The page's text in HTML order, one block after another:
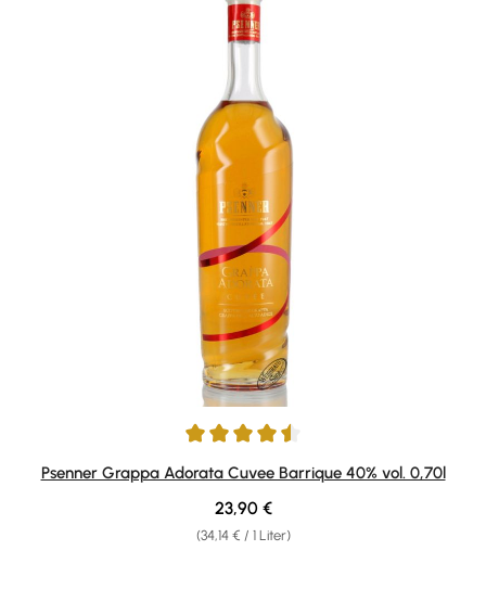
Durchschnittliche Bewertung von 4.6 von 5 Sternen
Psenner Grappa Adorata Cuvee Barrique 40% vol. 0,70l
(34,14 € / 1 Liter)
Regulärer Preis:
23,90 €